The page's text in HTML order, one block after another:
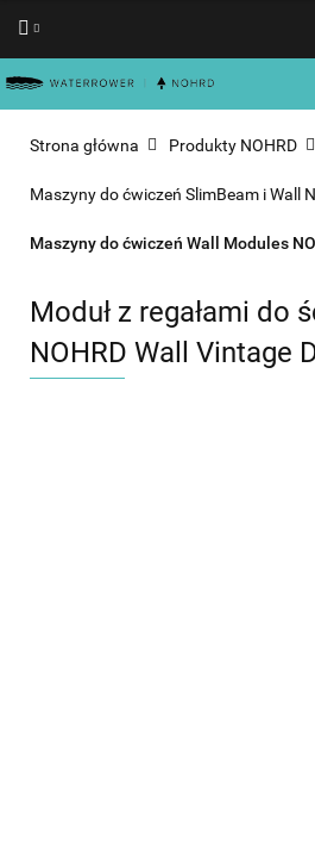
Strona główna Produkty NOHRD
Maszyny do ćwiczeń SlimBeam i Wall
Maszyny do ćwiczeń Wall Modules
Moduł z regałami do
NOHRD Wall Vintage